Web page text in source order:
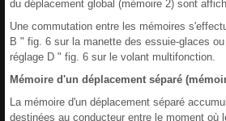
du déplacement global (mémoire 2) sont
Une commutation entre les mémoires
B " fig. 6 sur la manette des essuie-glaces
réglage D " fig. 6 sur le volant multifonction.
Mémoire d'un déplacement séparé
La mémoire d'un déplacement séparé
destinées au conducteur entre le moment où